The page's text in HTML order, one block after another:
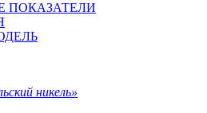
ПОКАЗАТЕЛИ
никель»